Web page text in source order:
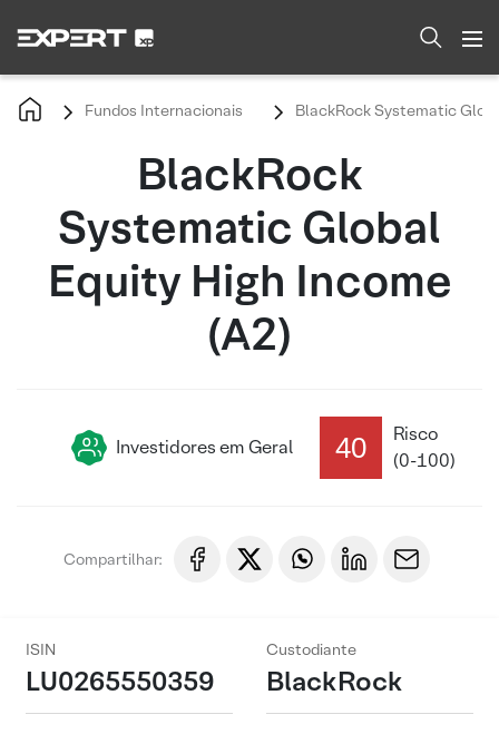
Fundos Internacionais BlackRock Systematic
BlackRock
Systematic Global
Equity High Income
(A2)
Investidores em Geral 40
Risco
(0-100)
Compartilhar:
ISIN
LU0265550359
Custodiante
BlackRock